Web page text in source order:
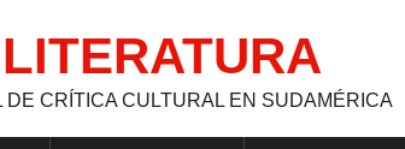
DE CRÍTICA CULTURAL EN SUDAMÉRICA